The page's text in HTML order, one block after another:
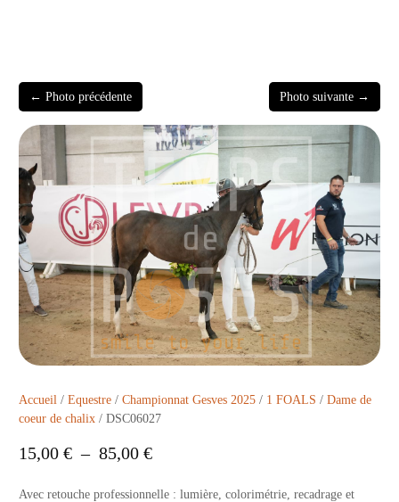
← Photo précédente Photo suivante →
Accueil /Equestre /Championnat Gesves 2025 / 1 FOALS /Dame de
coeur de chalix / DSC06027
15,00€ – 85,00€
Avec retouche professionnelle : lumière, colorimétrie, recadrage et